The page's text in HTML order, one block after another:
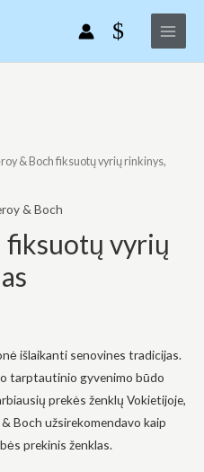
Main
Menu
& Boch fiksuotų vyrių rinkinys,
& Boch
fiksuotų vyrių
išlaikanti senovines tradicijas.
tarptautinio gyvenimo būdo
prekės ženklų Vokietijoje,
Boch užsirekomendavo kaip
prekinis ženklas.